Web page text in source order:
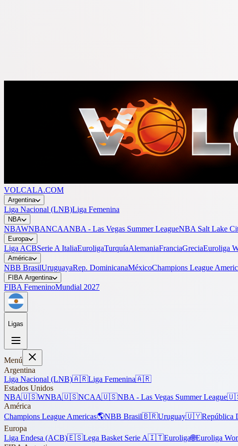
VOLCALA.COM
Argentina
Liga Nacional (LNB)Liga Femenina
NBA
NBAWNBANCAANBA - Las Vegas Summer LeagueNBA Salt Lake
Europa
Liga ACBSerie A ItaliaEuroligaTurquíaAlemaniaFranciaGreciaEuroliga
América
NBB BrasilUruguayaRep. DominicanaMéxicoChampions League
FIBA Argentina
FIBA FemeninoMundial 2027
Ligas
Menú
Argentina
Liga Nacional (LNB)🇦🇷Liga Femenina🇦🇷
Estados Unidos
NBA🇺🇸WNBA🇺🇸NCAA🇺🇸NBA - Las Vegas Summer League
América
Champions League Americas🌎NBB Brasil🇧🇷Uruguay🇺🇾República
Europa
Liga Endesa (ACB)🇪🇸Lega Basket Serie A🇮🇹Euroliga🌐Euroliga